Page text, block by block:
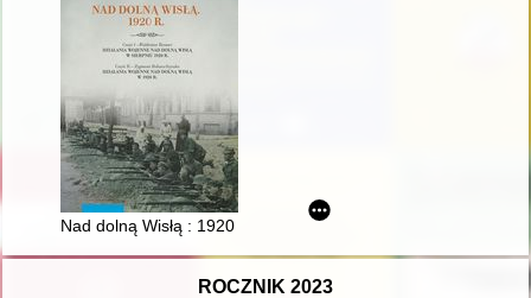
Nad dolną Wisłą : 1920 r
ROCZNIK 2023